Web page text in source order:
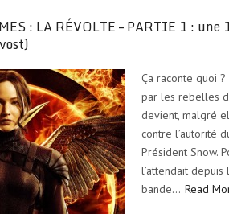
: LA RÉVOLTE – PARTIE 1 : une
Ça raconte quoi ?
par les rebelles
devient, malgré
contre l’autorité
Président Snow.
l’attendait
bande… Read